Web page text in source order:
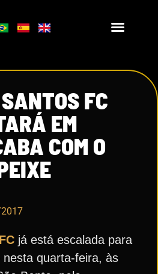
FC
EM
COM O
já está escalada para
quarta-feira, às